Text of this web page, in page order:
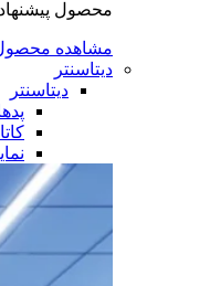
محصول
مشاهده
دیتاسنتر
دیتاسنتر